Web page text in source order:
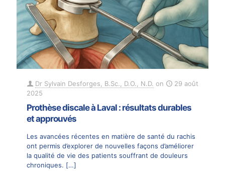
Dr Sylvain Desforges, B.Sc., D.O., N.D. on
29 août
2025
Prothèse discale à Laval : résultats durables
et approuvés
Les avancées récentes en matière de santé du rachis
ont permis d’explorer de nouvelles façons d’améliorer
la qualité de vie des patients souffrant de douleurs
chroniques. […]